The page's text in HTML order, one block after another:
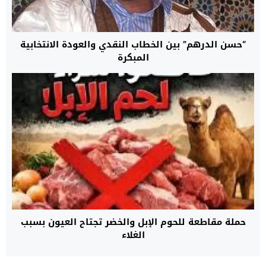
“حسن الدرهم” بين الخطاب النقدي والعودة الانتخابية
المبكرة
حملة مقاطعة للحوم الإبل والخضر تجتاح العيون بسبب
الغلاء